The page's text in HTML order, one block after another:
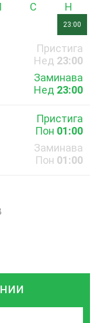
Събота
23:00
Пристига
Нед 23:00
Заминава
Нед 23:00
Пристига
Пон 01:00
Заминава
Пон 01:00